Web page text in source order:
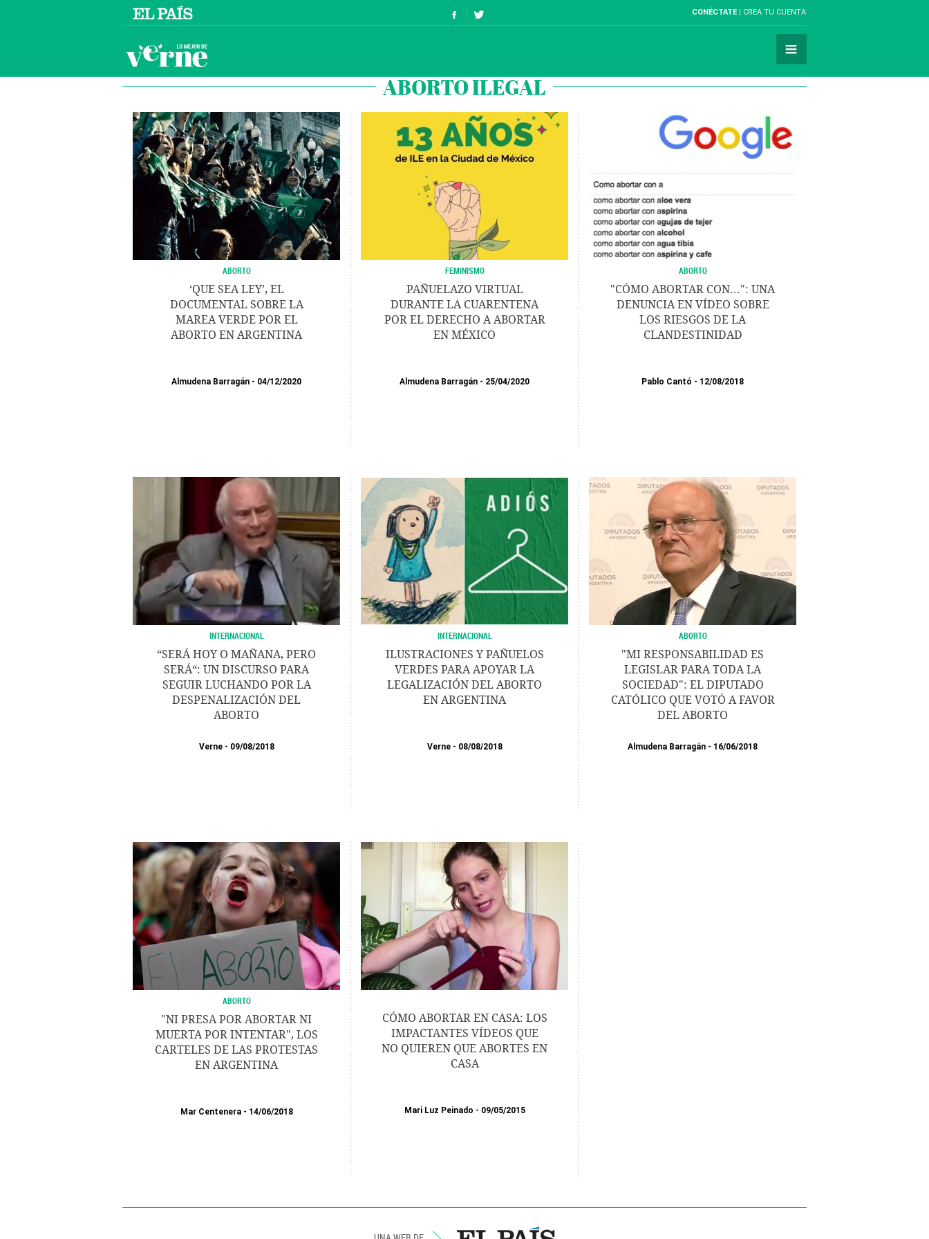
CONÉCTATE CREA TU CUENTA
ABORTO ILEGAL
ABORTO
‘QUE SEA LEY’, EL
DOCUMENTAL SOBRE LA
MAREA VERDE POR EL
ABORTO EN ARGENTINA
Almudena Barragán 04/12/2020
FEMINISMO
PAÑUELAZO VIRTUAL
DURANTE LA CUARENTENA
POR EL DERECHO A ABORTAR
EN MÉXICO
Almudena Barragán 25/04/2020
ABORTO
"CÓMO ABORTAR CON...": UNA
DENUNCIA EN VÍDEO SOBRE
LOS RIESGOS DE LA
CLANDESTINIDAD
Pablo Cantó 12/08/2018
INTERNACIONAL
“SERÁ HOY O MAÑANA, PERO
SERÁ“: UN DISCURSO PARA
SEGUIR LUCHANDO POR LA
DESPENALIZACIÓN DEL
ABORTO
Verne 09/08/2018
INTERNACIONAL
ILUSTRACIONES Y PAÑUELOS
VERDES PARA APOYAR LA
LEGALIZACIÓN DEL ABORTO
EN ARGENTINA
Verne 08/08/2018
ABORTO
"MI RESPONSABILIDAD ES
LEGISLAR PARA TODA LA
SOCIEDAD": EL DIPUTADO
CATÓLICO QUE VOTÓ A FAVOR
DEL ABORTO
Almudena Barragán 16/06/2018
ABORTO
"NI PRESA POR ABORTAR NI
MUERTA POR INTENTAR", LOS
CARTELES DE LAS PROTESTAS
EN ARGENTINA
Mar Centenera 14/06/2018
CÓMO ABORTAR EN CASA: LOS
IMPACTANTES VÍDEOS QUE
NO QUIEREN QUE ABORTES EN
CASA
Mari Luz Peinado 09/05/2015